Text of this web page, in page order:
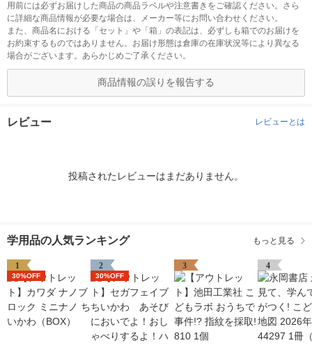
用前には必ずお届けした商品の商品ラベルや注意書きをご確認ください。さら
に詳細な商品情報が必要な場合は、メーカー等にお問い合わせください。
また、商品名における「セット」や「箱」の表記は、必ずしも箱でのお届けを
お約束するものではありません。お届け形態は倉庫の在庫状況等により異なる
場合がございます。あらかじめご了承ください。
商品情報の誤りを報告する
レビュー レビューとは
投稿されたレビューはまだありません。
学用品の人気ランキング もっと見る
1
30%OFF
2
30%OFF
3 4